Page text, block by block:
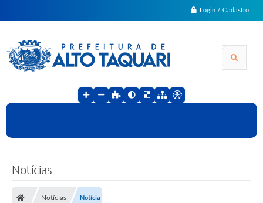
Login / Cadastro
Notícias
Notícias Notícia